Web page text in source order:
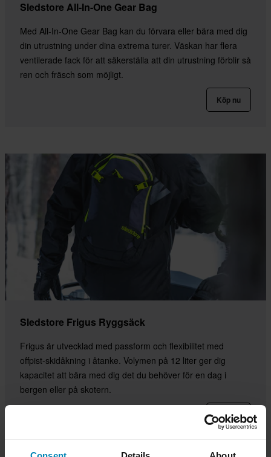
Sledstore All-In-One Gear Bag
Med All-In-One Gear Bag kan du förvara eller bära med dig
din utrustning under dina extrema turer. Väskan har flera
ventilerade fack för att säkerställa att din utrustning förblir så
ren och fräsch som möjligt.
Köp nu
Sledstore Frigus Ryggsäck
Frigus är utvecklad med passform och flexibilitet med
offpist-skidåkning i åtanke. Volymen på 12 liter ger dig
kapacitet att bära med dig det du behöver för en dag i
bergen eller på skotern.
Köp nu